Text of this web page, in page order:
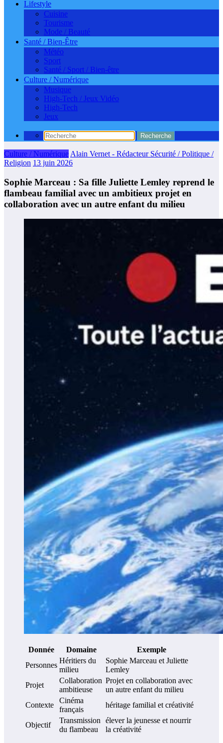
Lifestyle
Cuisine
Tourisme
Mode / Beauté
Santé / Bien-Être
Météo
Sport
Santé / Sport / Bien-être
Culture / Numérique
Musique
High-Tech / Jeux Vidéo
High-Tech
Jeux
Culture / Numérique Alain Vernet - Rédacteur Sécurité / Politique /
Religion 13 juin 2026
Sophie Marceau : Sa fille Juliette Lemley reprend le
flambeau familial avec un ambitieux projet en
collaboration avec un autre enfant du milieu
Donnée Domaine
Exemple
Personnes
Héritiers du
milieu
Sophie Marceau et Juliette
Lemley
Projet
Collaboration
ambitieuse
Projet en collaboration avec
un autre enfant du milieu
Contexte
Cinéma
français
héritage familial et créativité
Objectif
Transmission
du flambeau
élever la jeunesse et nourrir
la créativité